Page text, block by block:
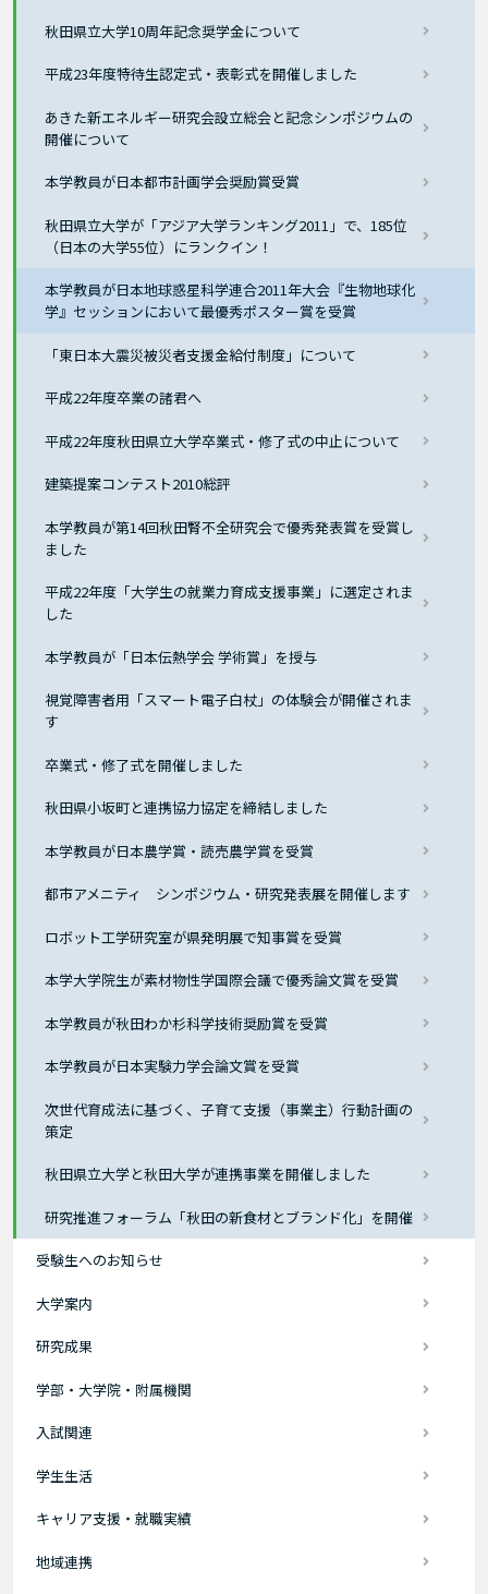
秋田県立大学10周年記念奨学金について
平成23年度特待生認定式・表彰式を開催しました
あきた新エネルギー研究会設立総会と記念シンポジウムの
開催について
本学教員が日本都市計画学会奨励賞受賞
秋田県立大学が「アジア大学ランキング2011」で、185位
（日本の大学55位）にランクイン！
本学教員が日本地球惑星科学連合2011年大会『生物地球化
学』セッションにおいて最優秀ポスター賞を受賞
「東日本大震災被災者支援金給付制度」について
平成22年度卒業の諸君へ
平成22年度秋田県立大学卒業式・修了式の中止について
建築提案コンテスト2010総評
本学教員が第14回秋田腎不全研究会で優秀発表賞を受賞し
ました
平成22年度「大学生の就業力育成支援事業」に選定されま
した
本学教員が「日本伝熱学会 学術賞」を授与
視覚障害者用「スマート電子白杖」の体験会が開催されま
す
卒業式・修了式を開催しました
秋田県小坂町と連携協力協定を締結しました
本学教員が日本農学賞・読売農学賞を受賞
都市アメニティ シンポジウム・研究発表展を開催します
ロボット工学研究室が県発明展で知事賞を受賞
本学大学院生が素材物性学国際会議で優秀論文賞を受賞
本学教員が秋田わか杉科学技術奨励賞を受賞
本学教員が日本実験力学会論文賞を受賞
次世代育成法に基づく、子育て支援（事業主）行動計画の
策定
秋田県立大学と秋田大学が連携事業を開催しました
研究推進フォーラム「秋田の新食材とブランド化」を開催
受験生へのお知らせ
大学案内
研究成果
学部・大学院・附属機関
入試関連
学生生活
キャリア支援・就職実績
地域連携